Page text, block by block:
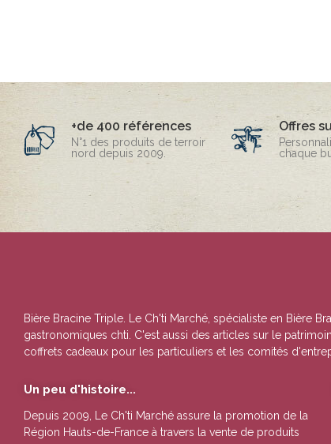
+de 400 références
N°1 des produits de terroir
nord depuis 2009.
Offres
chaque
Bière Bracine Triple . Le Ch'ti Marché, spécialiste en Bière
gastronomiques chti. C'est aussi des articles sur le
coffrets cadeaux pour les particuliers et les comités
Un peu d'histoire...
Depuis 2009, Le Ch'ti Marché assure la promotion de la
Région Hauts-de-France à travers la vente de produits